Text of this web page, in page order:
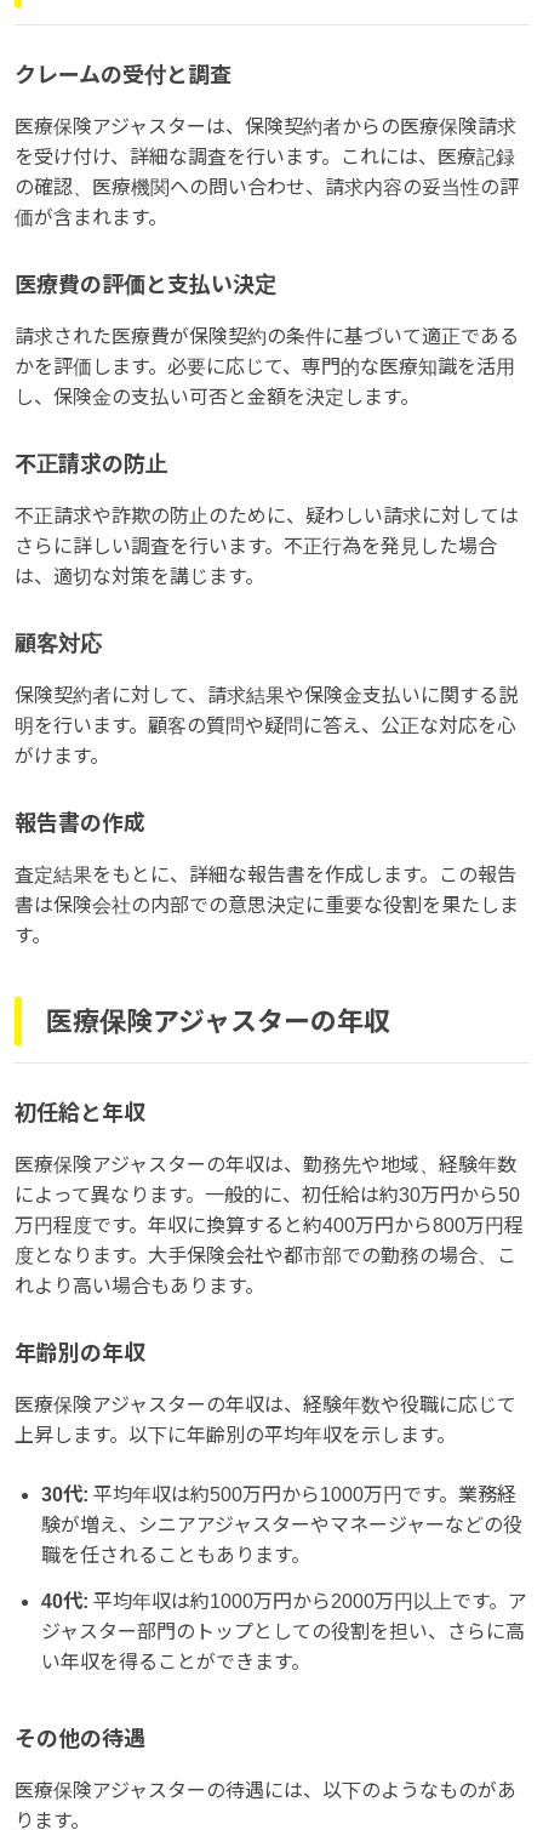
クレームの受付と調査
医療保険アジャスターは、保険契約者からの医療保険請求
を受け付け、詳細な調査を行います。これには、医療記録
の確認、医療機関への問い合わせ、請求内容の妥当性の評
価が含まれます。
医療費の評価と支払い決定
請求された医療費が保険契約の条件に基づいて適正である
かを評価します。必要に応じて、専門的な医療知識を活用
し、保険金の支払い可否と金額を決定します。
不正請求の防止
不正請求や詐欺の防止のために、疑わしい請求に対しては
さらに詳しい調査を行います。不正行為を発見した場合
は、適切な対策を講じます。
顧客対応
保険契約者に対して、請求結果や保険金支払いに関する説
明を行います。顧客の質問や疑問に答え、公正な対応を心
がけます。
報告書の作成
査定結果をもとに、詳細な報告書を作成します。この報告
書は保険会社の内部での意思決定に重要な役割を果たしま
す。
医療保険アジャスターの年収
初任給と年収
医療保険アジャスターの年収は、勤務先や地域、経験年数
によって異なります。一般的に、初任給は約30万円から50
万円程度です。年収に換算すると約400万円から800万円程
度となります。大手保険会社や都市部での勤務の場合、こ
れより高い場合もあります。
年齢別の年収
医療保険アジャスターの年収は、経験年数や役職に応じて
上昇します。以下に年齢別の平均年収を示します。
30代: 平均年収は約500万円から1000万円です。業務経
験が増え、シニアアジャスターやマネージャーなどの役
職を任されることもあります。
40代: 平均年収は約1000万円から2000万円以上です。ア
ジャスター部門のトップとしての役割を担い、さらに高
い年収を得ることができます。
その他の待遇
医療保険アジャスターの待遇には、以下のようなものがあ
ります。